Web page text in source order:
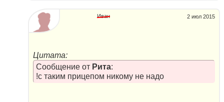
2 июл 2015
Иван
Цитата:
Сообщение от Рита:
!с таким прицепом никому не надо